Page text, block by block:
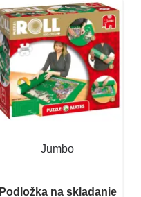
Jumbo
Podložka na skladanie